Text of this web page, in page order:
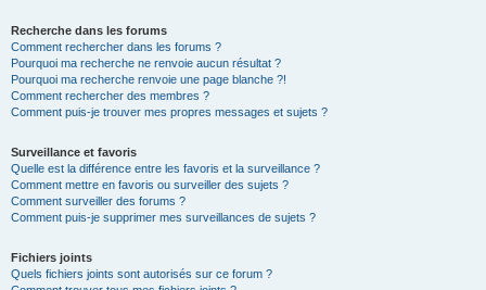
Recherche dans les forums
Comment rechercher dans les forums ?
Pourquoi ma recherche ne renvoie aucun résultat ?
Pourquoi ma recherche renvoie une page blanche ?!
Comment rechercher des membres ?
Comment puis-je trouver mes propres messages et sujets ?
Surveillance et favoris
Quelle est la différence entre les favoris et la surveillance ?
Comment mettre en favoris ou surveiller des sujets ?
Comment surveiller des forums ?
Comment puis-je supprimer mes surveillances de sujets ?
Fichiers joints
Quels fichiers joints sont autorisés sur ce forum ?